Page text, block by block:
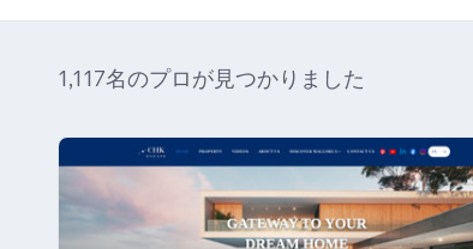
1,117名のプロが見つかりました